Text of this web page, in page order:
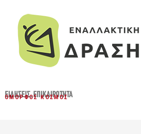
ΕΙΔΉΣΕΙΣ,ΕΠΙΚΑΙΡΌΤΗΤΑ
ΌΜΟΡΦΟΣ ΚΌΣΜΟΣ